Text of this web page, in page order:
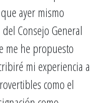
ayer mismo
Consejo General
me he propuesto
mi experiencia a
como el